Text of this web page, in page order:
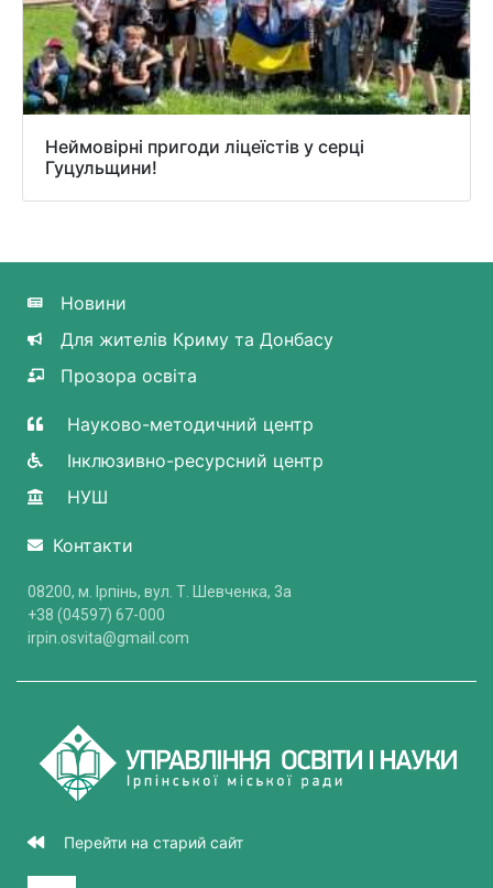
Неймовірні пригоди ліцеїстів у серці
Гуцульщини!
Новини
Для жителів Криму та Донбасу
Прозора освіта
Науково-методичний центр
Інклюзивно-ресурсний центр
НУШ
Контакти
08200, м. Ірпінь, вул. Т. Шевченка, 3a
+38 (04597) 67-000
irpin.osvita@gmail.com
Перейти на старий сайт